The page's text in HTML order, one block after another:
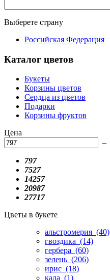
Выберете страну
Российская Федерация
Каталог цветов
Букеты
Корзины цветов
Сердца из цветов
Подарки
Корзины фруктов
Цена
–
797
7527
14257
20987
27717
Цветы в букете
альстромерия (40)
гвоздика (14)
гербера (60)
зелень (206)
ирис (18)
кала (1)